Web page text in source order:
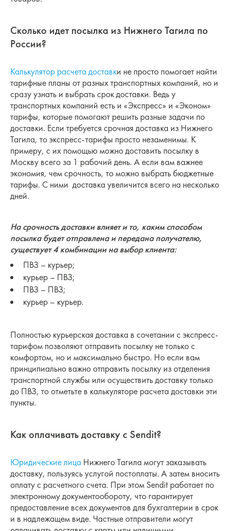
Сколько идет посылка из Нижнего Тагила по
России?
Калькулятор расчета доставки не просто помогает найти
тарифные планы от разных транспортных компаний, но и
сразу узнать и выбрать срок доставки. Ведь у
транспортных компаний есть и «Экспресс» и «Эконом»
тарифы, которые помогают решить разные задачи по
доставки. Если требуется срочная доставка из Нижнего
Тагила, то экспресс-тарифы просто незаменимы. К
примеру, с их помощью можно доставить посылку в
Москву всего за 1 рабочий день. А если вам важнее
экономия, чем срочность, то можно выбрать бюджетные
тарифы. С ними доставка увеличится всего на несколько
дней.
На срочность доставки влияет и то, каким способом
посылка будет отправлена и передана получателю,
существует 4 комбинации на выбор клиента:
ПВЗ – курьер;
курьер – ПВЗ;
ПВЗ – ПВЗ;
курьер – курьер.
Полностью курьерская доставка в сочетании с экспресс-
тарифом позволяют отправить посылку не только с
комфортом, но и максимально быстро. Но если вам
принципиально важно отправить посылку из отделения
транспортной службы или осуществить доставку только
до ПВЗ, то отметьте в калькуляторе расчета доставки эти
пункты.
Как оплачивать доставку с Sendit?
Юридические лица Нижнего Тагила могут заказывать
доставку, пользуясь услугой постоплаты. А затем вносить
оплату с расчетного счета. При этом Sendit работает по
электронному документообороту, что гарантирует
предоставление всех документов для бухгалтерии в срок
и в надлежащем виде. Частные отправители могут